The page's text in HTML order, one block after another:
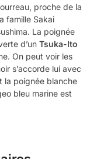
proche de la
famille Sakai
La poignée
d’un Tsuka-Ito
On peut voir les
s’accorde lui avec
la poignée blanche
bleu marine est